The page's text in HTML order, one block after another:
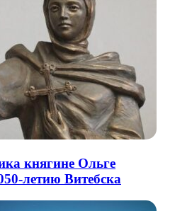
княгине Ольге
летию Витебска